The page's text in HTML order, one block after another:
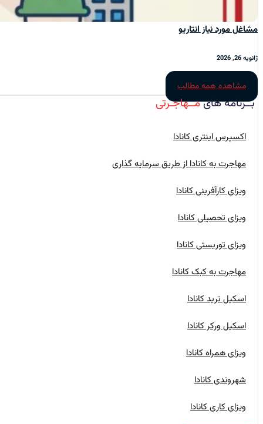
مشاغل مورد نیاز انتاریو
ژانویه 26, 2026
مشاهده همه مطالب
بــرنامه‌ هایمــهاجـرتی
اکسپرس اینتری کانادا
مهاجرت به کانادا از طریق سرمایه گذاری
ویزای کارآفرینی کانادا
ویزای تحصیلی کانادا
ویزای توریستی کانادا
مهاجرت به کبک کانادا
اسکیل ترید کانادا
اسکیل ورکر کانادا
ویزای همراه کانادا
شهروندی کانادا
ویزای کاری کانادا